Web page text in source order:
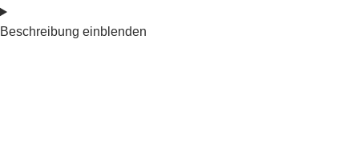
Beschreibung einblenden